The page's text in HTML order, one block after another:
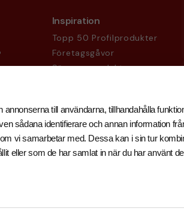
till användarna, tillhandahålla
sådana identifierare och annan information
vi samarbetar med. Dessa kan i sin tur
eller som de har samlat in när du har använt
Inspiration
Topp 50 Profilprodukter
Företagsgåvor
Säsongsprodukter